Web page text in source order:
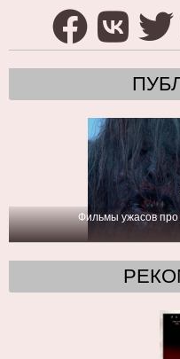
Фильмы ужасов про